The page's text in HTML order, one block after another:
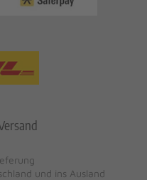
und ins Ausland